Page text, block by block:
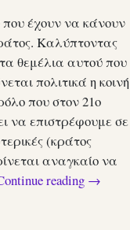
έχουν να κάνουν
Καλύπτοντας
θεμέλια αυτού που
πολιτικά η κοινή
που στον 21ο
να επιστρέφουμε σε
(κράτος
αναγκαίο να
reading →